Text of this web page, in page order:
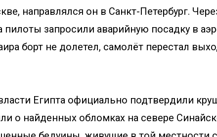
направлялся он в Санкт-Петербург.
пилоты запросили аварийную посадку в
борт не долетел, самолёт перестал
Египта официально подтвердили
о найденных обломках на севере